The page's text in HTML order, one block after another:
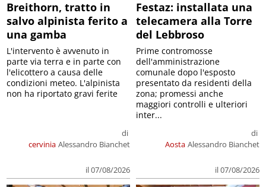
Breithorn, tratto in
salvo alpinista ferito a
una gamba
cervinia
di
Alessandro Bianchet
il 07/08/2026
L'intervento è avvenuto in
parte via terra e in parte con
l'elicottero a causa delle
condizioni meteo. L'alpinista
non ha riportato gravi ferite
Festaz: installata una
telecamera alla Torre
del Lebbroso
Aosta
di
Alessandro Bianchet
il 07/08/2026
Prime contromosse
dell'amministrazione
comunale dopo l'esposto
presentato da residenti della
zona; promessi anche
maggiori controlli e ulteriori
inter...